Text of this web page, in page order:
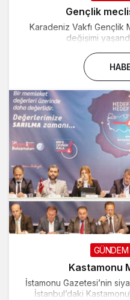
Gençlik
Karadeniz Vakfı Gençlik
değişimi
GÜNDEM
Kastamonu
İstamonu Gazetesi’nin
İstanbul’daki